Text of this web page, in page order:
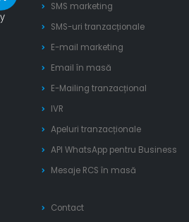
SMS marketing
SMS-uri tranzacționale
E-mail marketing
Email în masă
E-Mailing tranzacțional
IVR
Apeluri tranzacționale
API WhatsApp pentru Business
Mesaje RCS în masă
Contact